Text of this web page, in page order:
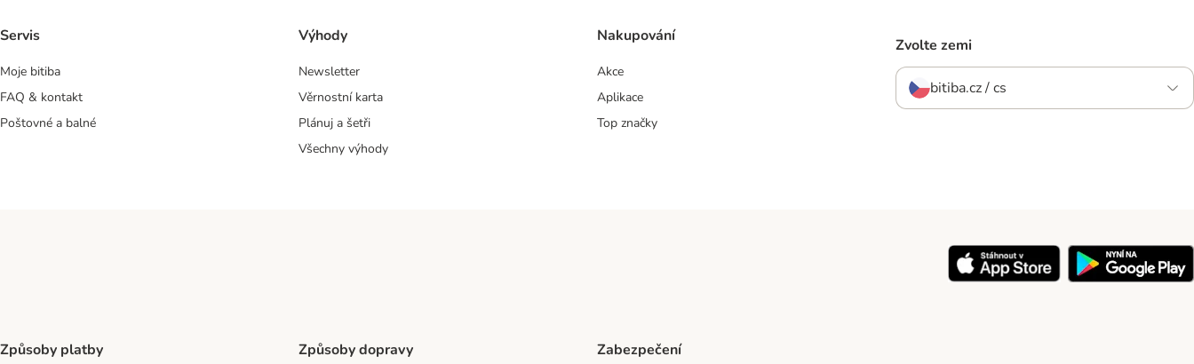
Servis
Moje bitiba
FAQ & kontakt
Poštovné a balné
Výhody
Newsletter
Věrnostní karta
Plánuj a šetři
Všechny výhody
Nakupování
Akce
Aplikace
Top značky
Zvolte zemi
bitiba.cz / cs
Způsoby platby Způsoby dopravy Zabezpečení